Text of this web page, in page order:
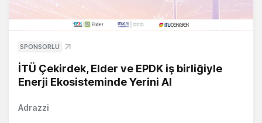
SPONSORLU
İTÜ Çekirdek, Elder ve EPDK iş birliğiyle
Enerji Ekosisteminde Yerini Al
Adrazzi